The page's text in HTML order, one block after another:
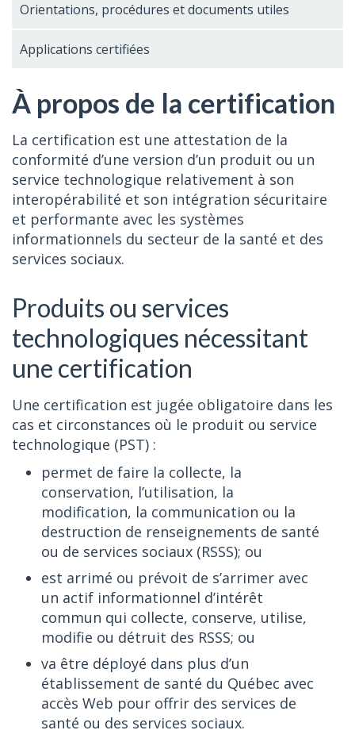
Orientations, procédures et documents utiles
Applications certifiées
À propos de la certification
La certification est une attestation de la
conformité d’une version d’un produit ou un
service technologique relativement à son
interopérabilité et son intégration sécuritaire
et performante avec les systèmes
informationnels du secteur de la santé et des
services sociaux.
Produits ou services
technologiques nécessitant
une certification
Une certification est jugée obligatoire dans les
cas et circonstances où le produit ou service
technologique (PST) :
permet de faire la collecte, la
conservation, l’utilisation, la
modification, la communication ou la
destruction de renseignements de santé
ou de services sociaux (RSSS); ou
est arrimé ou prévoit de s’arrimer avec
un actif informationnel d’intérêt
commun qui collecte, conserve, utilise,
modifie ou détruit des RSSS; ou
va être déployé dans plus d’un
établissement de santé du Québec avec
accès Web pour offrir des services de
santé ou des services sociaux.